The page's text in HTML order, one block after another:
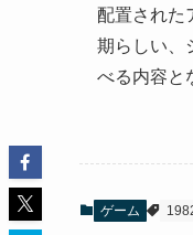
配置された
期らしい、
べる内容と
ゲーム